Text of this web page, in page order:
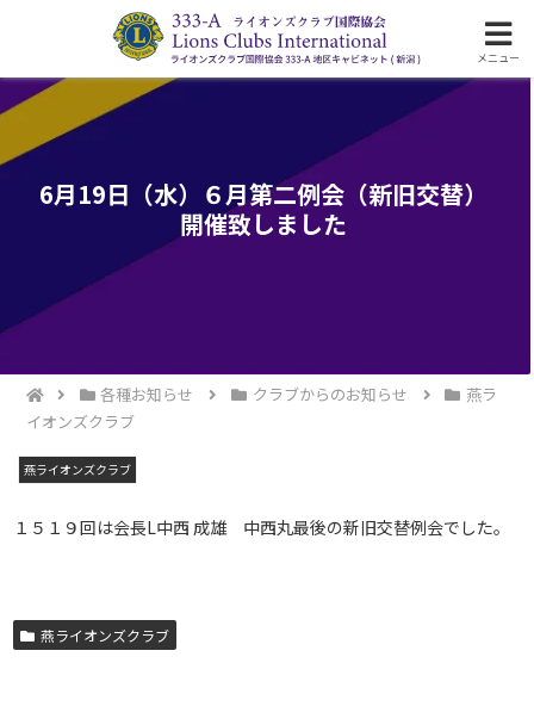
ライオンズクラブ国際協会333-A地区の活動
6月19日（水）６月第二例会（新旧交替）
開催致しました
各種お知らせ クラブからのお知らせ
燕ラ
イオンズクラブ
燕ライオンズクラブ
１５１９回は会長L中西 成雄 中西丸最後の新旧交替例会でした。
燕ライオンズクラブ
メニュー